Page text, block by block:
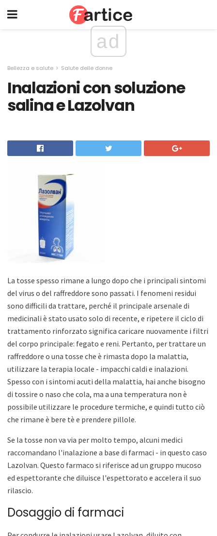
ad
Bellezza e salute Salute delle donne
Inalazioni con soluzione
salina e Lazolvan
La tosse spesso rimane a lungo dopo che i principali sintomi
del virus o del raffreddore sono passati. I fenomeni residui
sono difficili da trattare, perché il principale arsenale di
medicinali è stato usato solo di recente, e ripetere il ciclo di
trattamento rinforzato significa caricare nuovamente i filtri
del corpo principale: fegato e reni. Pertanto, per trattare un
raffreddore o una tosse che è rimasta dopo la malattia,
utilizzare la terapia locale - impacchi caldi e inalazioni.
Spesso con i sintomi acuti della malattia, hai anche bisogno
di tossire o naso che cola, ma a una temperatura non è
possibile utilizzare le procedure termiche, e quindi tutto ciò
che rimane è bere tè e prendere pillole.
Se la tosse non va via per molto tempo, alcuni medici
raccomandano l'inalazione a base di farmaci - in questo caso
Lazolvan. Questo farmaco si riferisce ad un gruppo mucoso
ed espettorante che diluisce l'espettorato e accelera il suo
rilascio.
Dosaggio di farmaci